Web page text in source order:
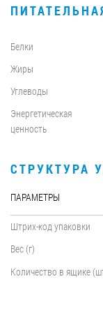
Белки
Жиры
Углеводы
Энергетическая
ценность
СТРУКТУРА
ПАРАМЕТРЫ
Штрих-код упаковки
Вес (г)
Количество в ящике